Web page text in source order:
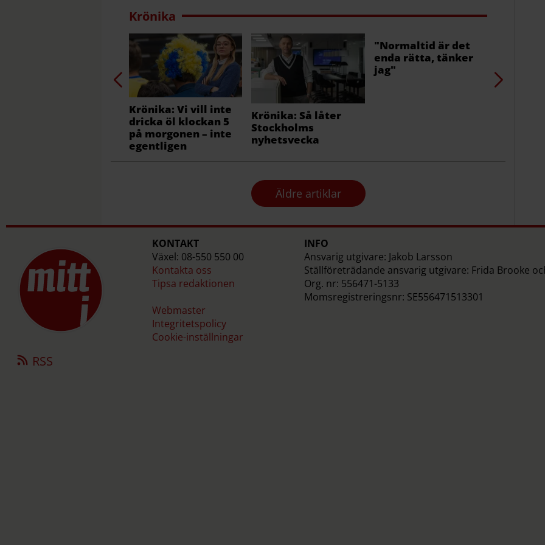
Krönika
Krönika: Vi vill inte
dricka öl klockan 5
på morgonen – inte
egentligen
Krönika: Så låter
Stockholms
nyhetsvecka
"Normaltid är det
enda rätta, tänker
jag"
Äldre artiklar
KONTAKT
Växel: 08-550 550 00
Kontakta oss
Tipsa redaktionen
Webmaster
Integritetspolicy
Cookie-inställningar
INFO
Ansvarig utgivare: Jakob Larsson
Ställföreträdande ansvarig utgivare: Frida Brooke
Org. nr: 556471-5133
Momsregistreringsnr: SE556471513301
RSS